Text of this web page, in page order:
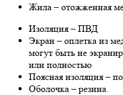
Жила – отожженная
Изоляция – ПВД
Экран – оплетка из
могут быть не
или полностью
Поясная изоляция –
Оболочка – резина.